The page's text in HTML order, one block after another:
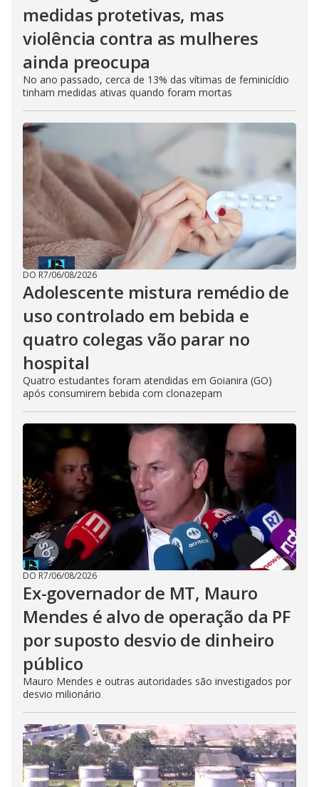
medidas protetivas, mas
violência contra as mulheres
ainda preocupa
No ano passado, cerca de 13% das vítimas de feminicídio
tinham medidas ativas quando foram mortas
DO R7/06/08/2026
Adolescente mistura remédio de
uso controlado em bebida e
quatro colegas vão parar no
hospital
Quatro estudantes foram atendidas em Goianira (GO)
após consumirem bebida com clonazepam
DO R7/06/08/2026
Ex-governador de MT, Mauro
Mendes é alvo de operação da PF
por suposto desvio de dinheiro
público
Mauro Mendes e outras autoridades são investigados por
desvio milionário